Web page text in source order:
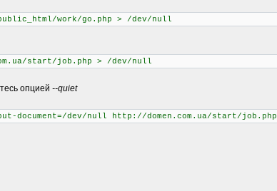
work/go.php > /dev/null
start/job.php > /dev/null
опцией --quiet
document=/dev/null http://domen.com.ua/start/job.php